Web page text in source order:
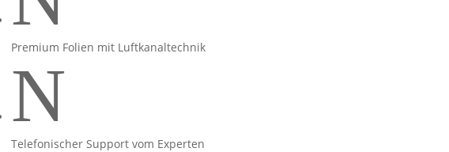
Premium Folien mit Luftkanaltechnik
N
Telefonischer Support vom Experten